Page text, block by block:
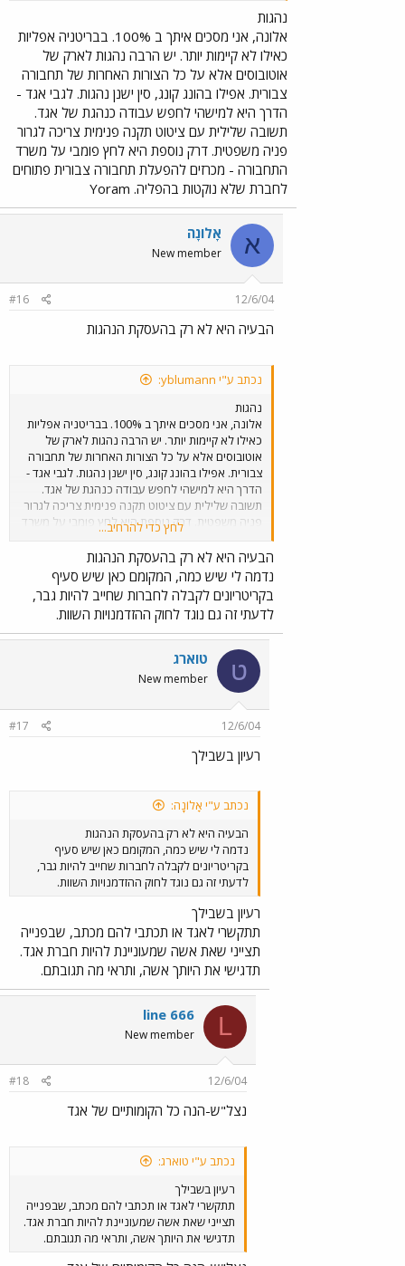
תהיה אפליה על רקע מין דת וגזע.
נהגות
אלונה, אני מסכים איתך ב 100%. בבריטניה אפליות
כאילו לא קיימות יותר. יש הרבה נהגות לארק של
אוטובוסים אלא על כל הצורות האחרות של תחבורה
צבורית. אפילו בהונג קונג, סין ישנן נהגות. לגבי אגד -
הדרך היא למישהי לחפש עבודה כנהגת של אגד.
תשובה שלילית עם ציטוט תקנה פנימית צריכה לגרור
פניה משפטית. דרק נוספת היא לחץ פומבי על משרד
התחבורה - מכרזים להפעלת תחבורה צבורית פתוחים
לחברת שלא נוקטות בהפליה. Yoram
א אָלוֹנָה
New member
12/6/04
#16
הבעיה היא לא רק בהעסקת הנהגות
נכתב ע"י yblumann:
נהגות
אלונה, אני מסכים איתך ב 100%. בבריטניה אפליות
כאילו לא קיימות יותר. יש הרבה נהגות לארק של
אוטובוסים אלא על כל הצורות האחרות של תחבורה
צבורית. אפילו בהונג קונג, סין ישנן נהגות. לגבי אגד -
הדרך היא למישהי לחפש עבודה כנהגת של אגד.
תשובה שלילית עם ציטוט תקנה פנימית צריכה לגרור
פניה משפטית. דרק נוספת היא לחץ פומבי על משרד
התחבורה - מכרזים להפעלת תחבורה צבורית פתוחים
לחברת שלא נוקטות בהפליה. Yoram
לחץ כדי להרחיב...
הבעיה היא לא רק בהעסקת הנהגות
נדמה לי שיש כמה, המקומם כאן שיש סעיף
בקריטריונים לקבלה לחברות שחייב להיות גבר,
לדעתי זה גם נוגד לחוק ההזדמנויות השוות.
ט טוארג
New member
12/6/04
#17
רעיון בשבילך
נכתב ע"י אָלוֹנָה:
הבעיה היא לא רק בהעסקת הנהגות
נדמה לי שיש כמה, המקומם כאן שיש סעיף
בקריטריונים לקבלה לחברות שחייב להיות גבר,
לדעתי זה גם נוגד לחוק ההזדמנויות השוות.
רעיון בשבילך
תתקשרי לאגד או תכתבי להם מכתב, שבפנייה
תצייני שאת אשה שמעוניינת להיות חברת אגד.
תדגישי את היותך אשה, ותראי מה תגובתם.
L
line 666
New member
12/6/04
#18
נצל"ש-הנה כל הקומותיים של אגד
נכתב ע"י טוארג:
רעיון בשבילך
תתקשרי לאגד או תכתבי להם מכתב, שבפנייה
תצייני שאת אשה שמעוניינת להיות חברת אגד.
תדגישי את היותך אשה, ותראי מה תגובתם.